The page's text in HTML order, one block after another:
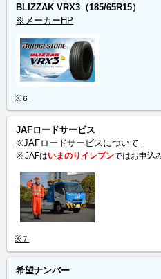
BLIZZAK VRX3 （185/65R15）
※メーカーHP
※６
JAFロードサービス
※JAFロードサービスについて
※ JAFはいまのりイレブンではお申込
※７
希望ナンバー